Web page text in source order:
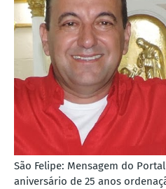
São Felipe: Mensagem do
aniversário de 25 anos